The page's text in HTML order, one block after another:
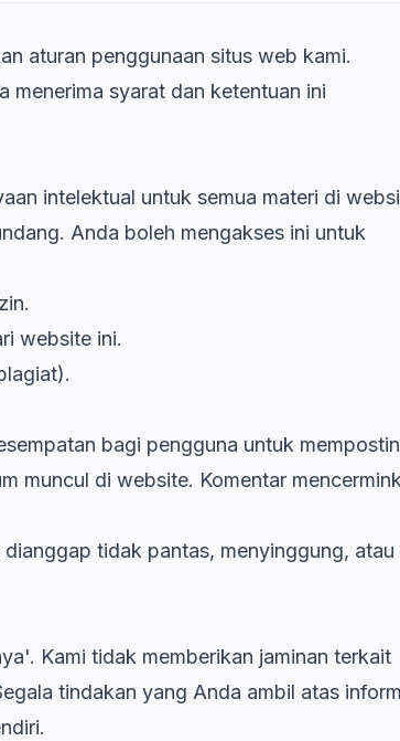
aturan penggunaan situs web kami.
menerima syarat dan ketentuan ini
intelektual untuk semua materi di
Anda boleh mengakses ini untuk
website ini.
bagi pengguna untuk
muncul di website. Komentar
tidak pantas, menyinggung, atau
Kami tidak memberikan jaminan terkait
tindakan yang Anda ambil atas